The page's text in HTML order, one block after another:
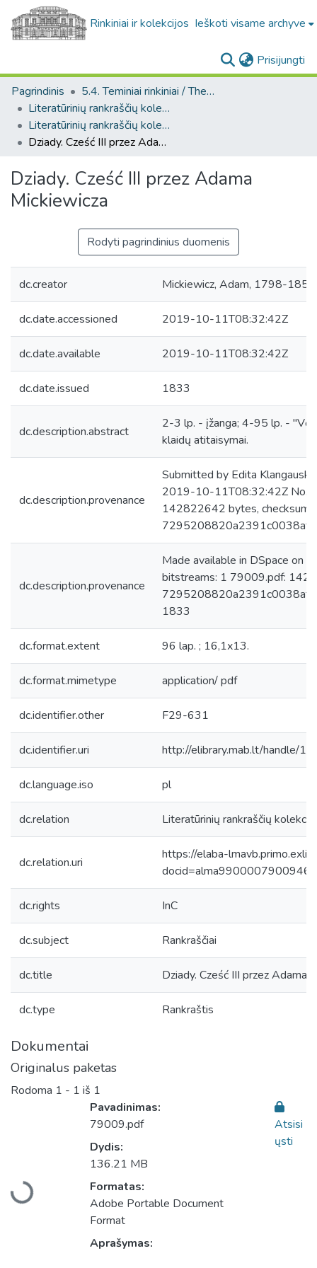
Rinkiniai ir kolekcijos Ieškoti visame archyve
Prisijungti
Pagrindinis
5.4. Teminiai rinkiniai / Thematic collections
Literatūrinių rankraščių kolekcija. F29
Literatūrinių rankraščių kolekcija. F29
Dziady. Cześć III przez Adama Mickiewicza
Dziady. Cześć III przez Adama
Mickiewicza
Rodyti pagrindinius duomenis
dc.creator Mickiewicz, Adam, 1798-1855.
dc.date.accessioned 2019-10-11T08:32:42Z
dc.date.available 2019-10-11T08:32:42Z
dc.date.issued 1833
dc.description.abstract
2-3 lp. - įžanga; 4-95 lp. -
klaidų atitaisymai.
dc.description.provenance
Submitted by Edita
2019-10-11T08:32:42Z No.
142822642 bytes, checksum:
dc.description.provenance
Made available in DSpace on
bitstreams: 1 79009.pdf:
1833
dc.format.extent 96 lap. ; 16,1x13.
dc.format.mimetype application/ pdf
dc.identifier.other F29-631
dc.identifier.uri http://elibrary.mab.lt/handle/1/
dc.language.iso pl
dc.relation Literatūrinių rankraščių
dc.relation.uri
https://elaba-
dc.rights InC
dc.subject Rankraščiai
dc.title Dziady. Cześć III przez Adama
dc.type Rankraštis
Dokumentai
Originalus paketas
Rodoma 1 - 1 iš 1
Įkeliama...
Pavadinimas:
79009.pdf
Dydis:
136.21 MB
Formatas:
Adobe Portable Document
Format
Aprašymas:
Atsisi
ųsti